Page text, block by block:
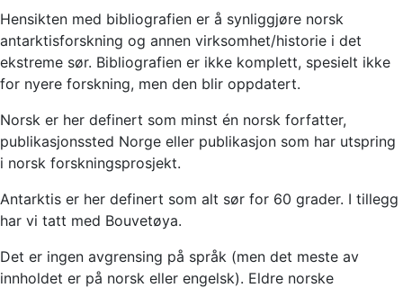
Hensikten med bibliografien er å synliggjøre norsk
antarktisforskning og annen virksomhet/historie i det
ekstreme sør. Bibliografien er ikke komplett, spesielt ikke
for nyere forskning, men den blir oppdatert.
Norsk er her definert som minst én norsk forfatter,
publikasjonssted Norge eller publikasjon som har utspring
i norsk forskningsprosjekt.
Antarktis er her definert som alt sør for 60 grader. I tillegg
har vi tatt med Bouvetøya.
Det er ingen avgrensing på språk (men det meste av
innholdet er på norsk eller engelsk). Eldre norske